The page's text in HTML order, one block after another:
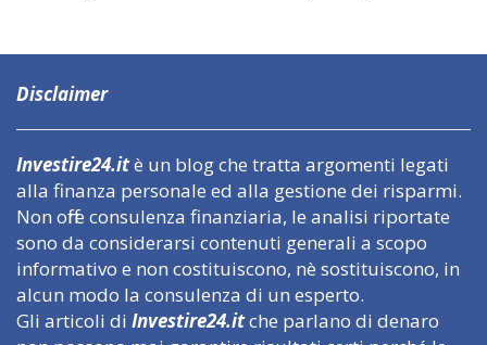
Disclaimer
Investire24.itè un blog che tratta argomenti legati
alla finanza personale ed alla gestione dei risparmi.
Non offre consulenza finanziaria, le analisi riportate
sono da considerarsi contenuti generali a scopo
informativo e non costituiscono, nè sostituiscono, in
alcun modo la consulenza di un esperto.
Gli articoli di Investire24.itche parlano di denaro